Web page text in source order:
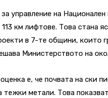
управление на
км лифтове. Това стана
в 7-те общини, които
Министерството на
е, че почвата на ски
тежки метали. Това